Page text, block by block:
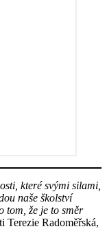
které svými silami,
naše školství
tom, že je to směr
Terezie Radoměřská,